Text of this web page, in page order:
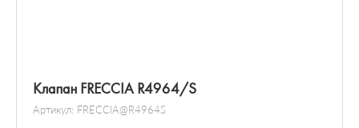
Клапан FRECCIA R4964/S
Артикул: FRECCIA@R4964S